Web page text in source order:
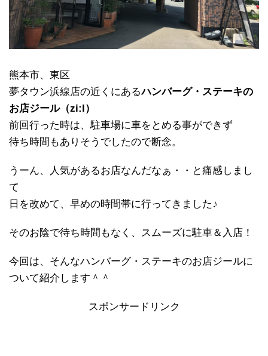
熊本市、東区
夢タウン浜線店の近くにあるハンバーグ・ステーキの
お店ジール（zi:l）
前回行った時は、駐車場に車をとめる事ができず
待ち時間もありそうでしたので断念。
うーん、人気があるお店なんだなぁ・・と痛感しまし
て
日を改めて、早めの時間帯に行ってきました♪
そのお陰で待ち時間もなく、スムーズに駐車＆入店！
今回は、そんなハンバーグ・ステーキのお店ジールに
ついて紹介します＾＾
スポンサードリンク